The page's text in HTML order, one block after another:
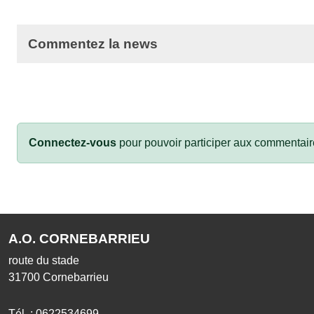
Commentez la news
Connectez-vous pour pouvoir participer aux
A.O. CORNEBARRIEU
route du stade
31700 Cornebarrieu